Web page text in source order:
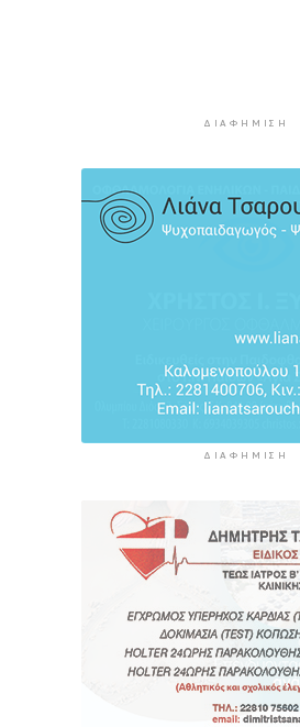
Φωτιά στη Νάξο στην
Κινητοποιήθηκαν 10
4 ώρες 4 λεπτά πρίν
ΔΙΑΦΉΜΙΣΗ
ΔΙΑΦΉΜΙΣΗ